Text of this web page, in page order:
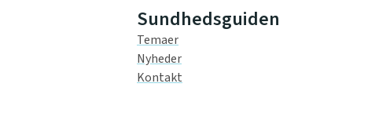
Sundhedsguiden
Temaer
Nyheder
Kontakt